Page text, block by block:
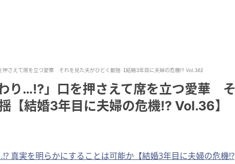
押さえて席を立つ愛華 それを見た夫がひどく動揺【結婚3年目に夫婦の危機!? Vol.36】
り…!?」口を押さえて席を立つ愛華 そ
【結婚3年目に夫婦の危機!? Vol.36】
真実を明らかにすることは可能か【結婚3年目に夫婦の危機!?